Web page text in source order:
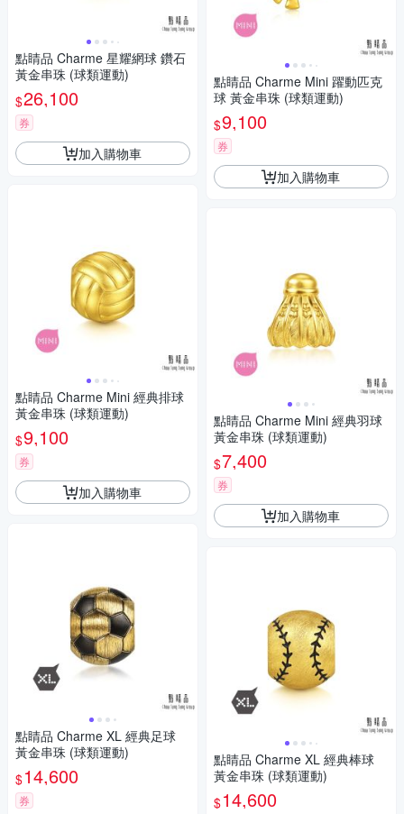
點睛品 Charme 星耀網球 鑽石
黃金串珠 (球類運動)
$26,100
券
加入購物車
點睛品 Charme Mini 經典排球
黃金串珠 (球類運動)
$9,100
券
加入購物車
點睛品 Charme XL 經典足球
黃金串珠 (球類運動)
$14,600
券
點睛品 Charme Mini 躍動匹克
球 黃金串珠 (球類運動)
$9,100
券
加入購物車
點睛品 Charme Mini 經典羽球
黃金串珠 (球類運動)
$7,400
券
加入購物車
點睛品 Charme XL 經典棒球
黃金串珠 (球類運動)
$14,600